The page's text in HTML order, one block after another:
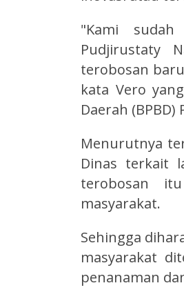
"Kami
Pudjirustaty
terobosan
kata Vero
Daerah (BPBD)
Menurutnya
Dinas terkait
terobosan
masyarakat.
Sehingga
masyarakat
penanaman